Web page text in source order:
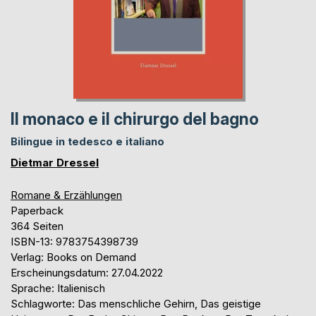
Il monaco e il chirurgo del bagno
Bilingue in tedesco e italiano
Dietmar Dressel
Romane & Erzählungen
Paperback
364 Seiten
ISBN-13: 9783754398739
Verlag: Books on Demand
Erscheinungsdatum: 27.04.2022
Sprache: Italienisch
Schlagworte: Das menschliche Gehirn, Das geistige